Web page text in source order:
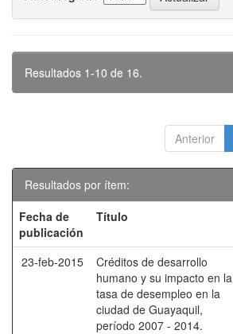
Resultados 1-10 de 16.
Anterior
Resultados por ítem:
Fecha de
publicación
Título
23-feb-2015
Créditos de desarrollo
humano y su impacto en la
tasa de desempleo en la
ciudad de Guayaquil,
período 2007 - 2014.